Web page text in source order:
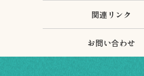
関連リンク
お問い合わせ